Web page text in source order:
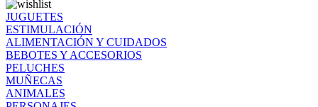
JUGUETES
ESTIMULACIÓN
ALIMENTACIÓN Y CUIDADOS
BEBOTES Y ACCESORIOS
PELUCHES
MUÑECAS
ANIMALES